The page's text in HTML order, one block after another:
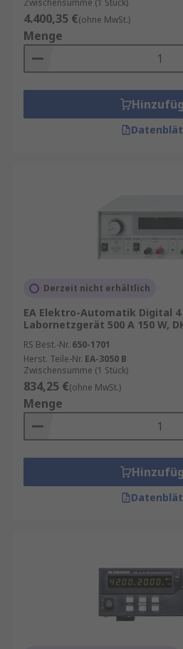
Zwischensumme (1 Stück)
4.400,35 €(ohne MwSt.)
Menge
Derzeit nicht erhältlich
EA Elektro-Automatik Digital 4
Labornetzgerät 500 A 150 W,
RS Best.-Nr. 650-1701
Herst. Teile-Nr. EA-3050 B
Zwischensumme (1 Stück)
834,25 €(ohne MwSt.)
Menge